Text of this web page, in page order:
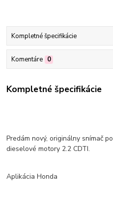
Kompletné špecifikácie
Komentáre 0
Kompletné špecifikácie
Predám nový, originálny snímač
dieselové motory 2.2 CDTI.
Aplikácia Honda